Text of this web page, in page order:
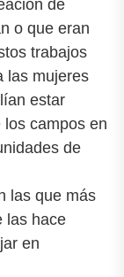
de
o que eran
trabajos
las mujeres
estar
campos en
de
las que más
las hace
en